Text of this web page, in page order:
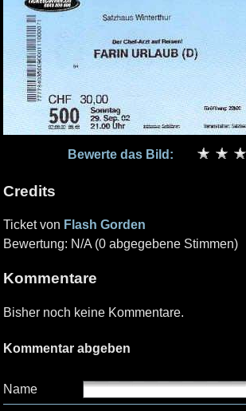
Bewerte das Bild:
Credits
Ticket von Flash Gorden
Bewertung: N/A (0 abgegebene Stimmen)
Kommentare
Bisher noch keine Kommentare.
Kommentar abgeben
Name